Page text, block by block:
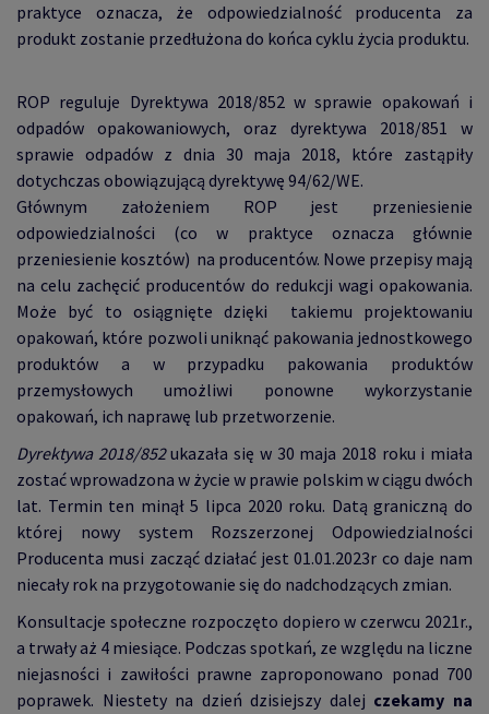
praktyce oznacza, że odpowiedzialność producenta za
produkt zostanie przedłużona do końca cyklu życia produktu.
ROP reguluje Dyrektywa 2018/852 w sprawie opakowań i
odpadów opakowaniowych, oraz dyrektywa 2018/851 w
sprawie odpadów z dnia 30 maja 2018, które zastąpiły
dotychczas obowiązującą dyrektywę 94/62/WE.
Głównym założeniem ROP jest przeniesienie
odpowiedzialności (co w praktyce oznacza głównie
przeniesienie kosztów) na producentów. Nowe przepisy mają
na celu zachęcić producentów do redukcji wagi opakowania.
Może być to osiągnięte dzięki takiemu projektowaniu
opakowań, które pozwoli uniknąć pakowania jednostkowego
produktów a w przypadku pakowania produktów
przemysłowych umożliwi ponowne wykorzystanie
opakowań, ich naprawę lub przetworzenie.
Dyrektywa 2018/852ukazała się w 30 maja 2018 roku i miała
zostać wprowadzona w życie w prawie polskim w ciągu dwóch
lat. Termin ten minął 5 lipca 2020 roku. Datą graniczną do
której nowy system Rozszerzonej Odpowiedzialności
Producenta musi zacząć działać jest 01.01.2023r co daje nam
niecały rok na przygotowanie się do nadchodzących zmian.
Konsultacje społeczne rozpoczęto dopiero w czerwcu 2021r.,
a trwały aż 4 miesiące. Podczas spotkań, ze względu na liczne
niejasności i zawiłości prawne zaproponowano ponad 700
poprawek. Niestety na dzień dzisiejszy dalej czekamy na